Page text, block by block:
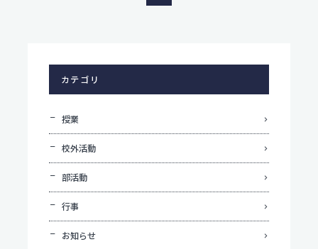
カテゴリ
授業
校外活動
部活動
行事
お知らせ